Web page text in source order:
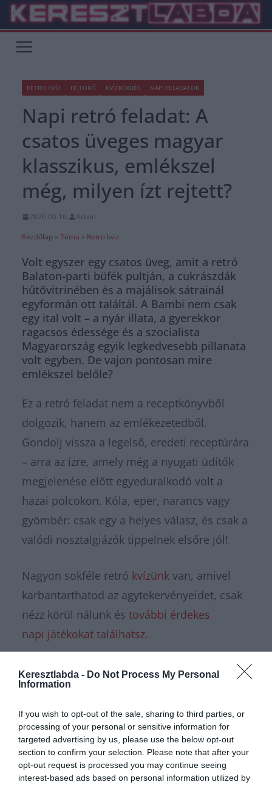
Keresztlabda - Do Not Process My Personal
Information
If you wish to opt-out of the sale, sharing to third parties, or
processing of your personal or sensitive information for
targeted advertising by us, please use the below opt-out
section to confirm your selection. Please note that after your
opt-out request is processed you may continue seeing
interest-based ads based on personal information utilized by
Skip
content
RETRO KVÍZ FEJTÖRŐ KVÍZKÉRDÉS NAPI FELADATOK
Napi retró feladat: A
csatos üveges magyar
klasszikus, emlékszel
még, milyen ízt rejtett?
2026.06.16.
Adam
Kezdőlap » Téma » Retro kvíz
Volt egyszer egy csatos üveg, amit a retró
Balaton-parti büfék pultján, a cukrászdák
hűtővitrinében és a majálisok sátrainál
egyformán ott találtál. A Bambi nem csak
egy ital volt – a nyár illata, a gyerekkor
ragacsos édessége és a szocialista
Magyarország egyik legkedvesebb pillanata
volt egyben. De vajon pontosan mire
emlékszel belőle?
Ez a retró feladat nem a receptkönyvből
dolgozik, hanem az emlékezetedből.
Gondolj vissza a legelső, eredeti receptúrára
– arra az ízre, amely még a nyugati üdítők
megjelenése előtt egyeduralkodó volt a
hazai polcokon. Kóla, eper, narancs vagy
gyömbér: csak egy a helyes válasz, és csak a
valódi nosztalgiázók tippelnek elsőre jól!
Nagyon sokféle retró kvízünk van, amivel
karbantarthatod az agytekervényeidet, csak
nézz körül nálunk és további érdekes
napi játékokat találhatsz.